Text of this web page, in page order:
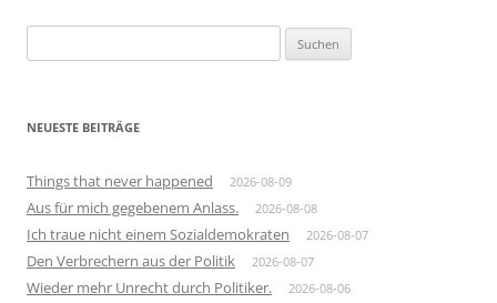
nach:
NEUESTE BEITRÄGE
Things that never happened 2026-08-09
Aus für mich gegebenem Anlass. 2026-08-08
Ich traue nicht einem Sozialdemokraten 2026-08-07
Den Verbrechern aus der Politik 2026-08-07
Wieder mehr Unrecht durch Politiker. 2026-08-06